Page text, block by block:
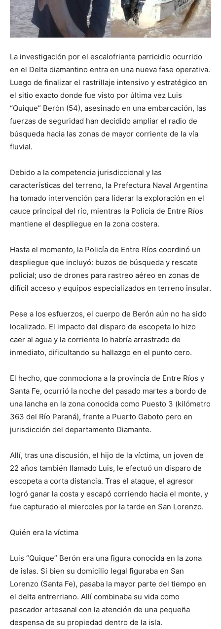
La investigación por el escalofriante parricidio ocurrido
en el Delta diamantino entra en una nueva fase operativa.
Luego de finalizar el rastrillaje intensivo y estratégico en
el sitio exacto donde fue visto por última vez Luis
“Quique” Berón (54), asesinado en una embarcación, las
fuerzas de seguridad han decidido ampliar el radio de
búsqueda hacia las zonas de mayor corriente de la vía
fluvial.
Debido a la competencia jurisdiccional y las
características del terreno, la Prefectura Naval Argentina
ha tomado intervención para liderar la exploración en el
cauce principal del río, mientras la Policía de Entre Ríos
mantiene el despliegue en la zona costera.
Hasta el momento, la Policía de Entre Ríos coordinó un
despliegue que incluyó: buzos de búsqueda y rescate
policial; uso de drones para rastreo aéreo en zonas de
difícil acceso y equipos especializados en terreno insular.
Pese a los esfuerzos, el cuerpo de Berón aún no ha sido
localizado. El impacto del disparo de escopeta lo hizo
caer al agua y la corriente lo habría arrastrado de
inmediato, dificultando su hallazgo en el punto cero.
El hecho, que conmociona a la provincia de Entre Ríos y
Santa Fe, ocurrió la noche del pasado martes a bordo de
una lancha en la zona conocida como Puesto 3 (kilómetro
363 del Río Paraná), frente a Puerto Gaboto pero en
jurisdicción del departamento Diamante.
Allí, tras una discusión, el hijo de la víctima, un joven de
22 años también llamado Luis, le efectuó un disparo de
escopeta a corta distancia. Tras el ataque, el agresor
logró ganar la costa y escapó corriendo hacia el monte, y
fue capturado el miercoles por la tarde en San Lorenzo.
Quién era la víctima
Luis “Quique” Berón era una figura conocida en la zona
de islas. Si bien su domicilio legal figuraba en San
Lorenzo (Santa Fe), pasaba la mayor parte del tiempo en
el delta entrerriano. Allí combinaba su vida como
pescador artesanal con la atención de una pequeña
despensa de su propiedad dentro de la isla.